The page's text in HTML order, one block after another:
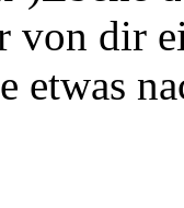
von dir
etwas